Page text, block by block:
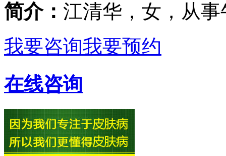
简介： 江清华，女，从事
我要咨询我要预约
在线咨询